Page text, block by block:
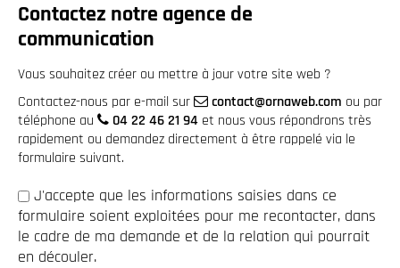
Contactez notre agence de
communication
Vous souhaitez créer ou mettre à jour votre site web ?
Contactez-nous par e-mail sur
contact@ornaweb.com ou par
téléphone au
04 22 46 21 94 et nous vous répondrons très
rapidement ou demandez directement à être rappelé via le
formulaire suivant.
J'accepte que les informations saisies dans ce
formulaire soient exploitées pour me recontacter, dans
le cadre de ma demande et de la relation qui pourrait
en découler.